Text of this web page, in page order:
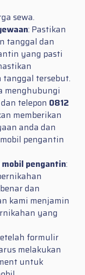
sewa.
: Pastikan
tanggal dan
yang pasti
tanggal tersebut.
menghubungi
telepon 0812
memberikan
anda dan
pengantin
pengantin:
dan
kami menjamin
yang
formulir
melakukan
untuk